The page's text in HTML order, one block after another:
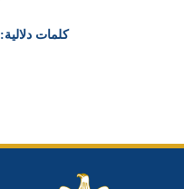
كلمات دلالية: